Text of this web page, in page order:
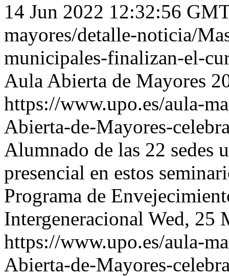
14 Jun 2022 12:32:56
mayores/detalle-noticia/
municipales-finalizan-el-
Aula Abierta de Mayores
https://www.upo.es/aula-
Abierta-de-Mayores-
Alumnado de las 22 sedes
presencial en estos
Programa de
Intergeneracional Wed, 25
https://www.upo.es/aula-
Abierta-de-Mayores-